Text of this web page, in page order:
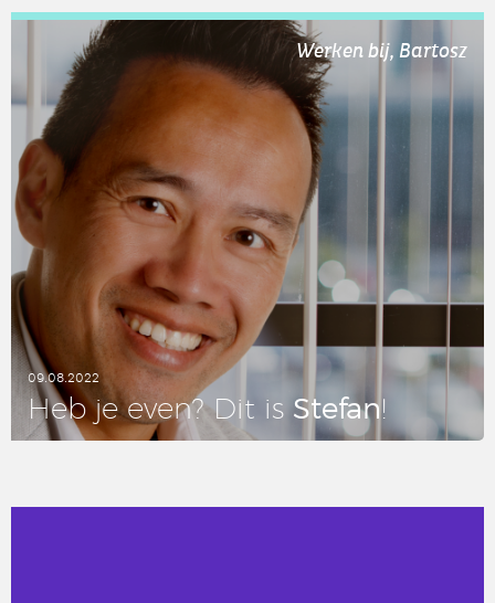
LEES DIT ARTIKEL
Werken bij, Bartosz
09.08.2022
Heb je even? Dit is Stefan!